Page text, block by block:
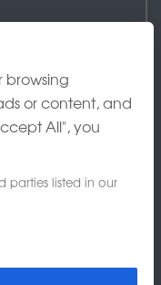
browsing
or content, and
All", you
parties listed in our